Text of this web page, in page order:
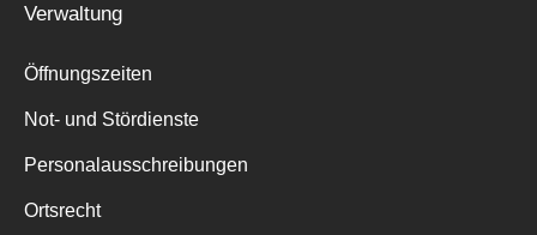
Verwaltung
Öffnungszeiten
Not- und Stördienste
Personalausschreibungen
Ortsrecht